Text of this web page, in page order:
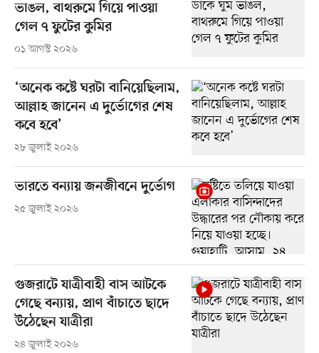
ভাঙল, বাথরুমে গিয়ে পাওয়া
গেল ৭ ফুটের কুমির
০১ আগস্ট ২০২৬
‘অনেক কষ্টে ঘরটা বানিয়েছিলাম,
আল্লাহ জানেন এ দুর্ভোগের শেষ
কবে হবে’
২৮ জুলাই ২০২৬
ভারতে বন্যায় জনজীবনে দুর্ভোগ
২৫ জুলাই ২০২৬
গুজরাটে যাত্রীবাহী বাস আটকে
গেছে বন্যায়, প্রাণ বাঁচাতে ছাদে
উঠেছেন যাত্রীরা
২৪ জুলাই ২০২৬